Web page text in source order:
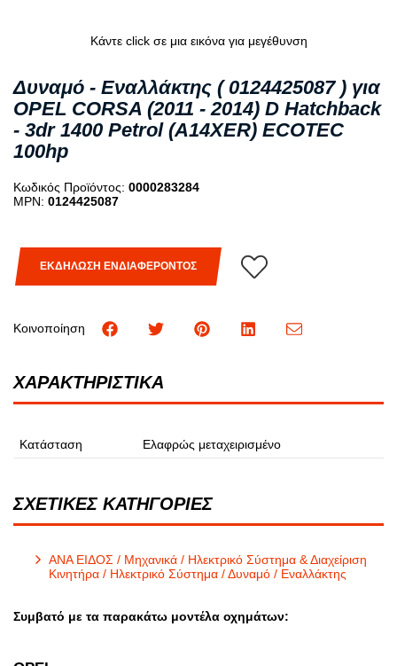
Κάντε click σε μια εικόνα για μεγέθυνση
Δυναμό - Εναλλάκτης ( 0124425087 ) για
OPEL CORSA (2011 - 2014) D Hatchback
- 3dr 1400 Petrol (A14XER) ECOTEC
100hp
Κωδικός Προϊόντος: 0000283284
MPN: 0124425087
ΕΚΔΗΛΩΣΗ ΕΝΔΙΑΦΕΡΟΝΤΟΣ
Κοινοποίηση
ΧΑΡΑΚΤΗΡΙΣΤΙΚΑ
Κατάσταση Ελαφρώς μεταχειρισμένο
ΣΧΕΤΙΚΕΣ ΚΑΤΗΓΟΡΙΕΣ
ΑΝΑ ΕΙΔΟΣ / Μηχανικά / Ηλεκτρικό Σύστημα & Διαχείριση
Κινητήρα / Ηλεκτρικό Σύστημα / Δυναμό / Εναλλάκτης
Συμβατό με τα παρακάτω μοντέλα οχημάτων: